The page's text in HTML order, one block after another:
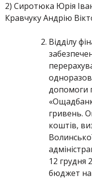
2) Сиротюка Юрія
Кравчуку Андрію
Відділу
допомоги
гривень.
коштів,
12 грудня
бюджет на